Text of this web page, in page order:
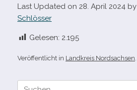
Last Updated on 28. April 2024 by
Schlösser
Gelesen: 2.195
Veröffentlicht in Landkreis Nordsachsen
Suche